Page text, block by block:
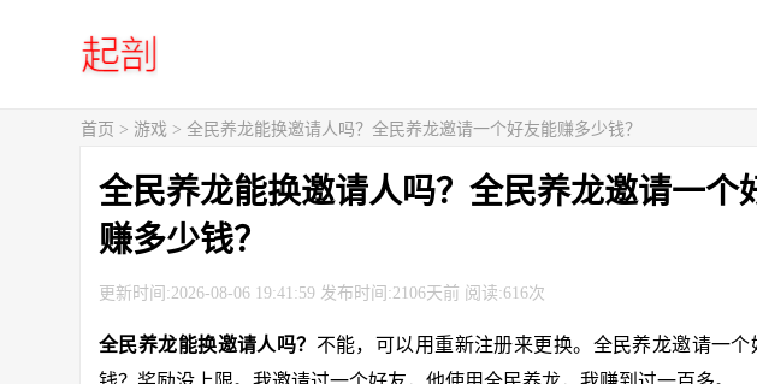
首页 > 游戏 > 全民养龙能换邀请人吗？全民养龙邀请一个好友能赚多少钱？
全民养龙能换邀请人吗？全民养龙邀请一个
赚多少钱？
更新时间:2026-08-06 19:41:59 发布时间:2106天前 阅读:616次
全民养龙能换邀请人吗？ 不能，可以用重新注册来更换。全民养龙邀请一个